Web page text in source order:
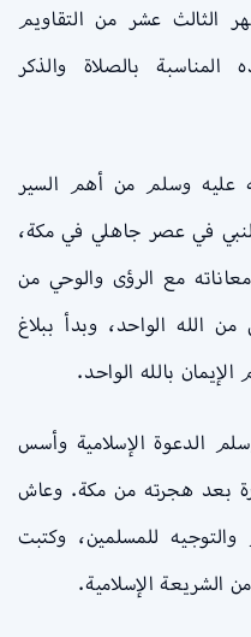
الشهر الثالث عشر من التقاويم
بالصلاة والذكر
عليه وسلم من أهم السير
النبي في عصر جاهلي في مكة،
مع الرؤى والوحي من
الله الواحد، وبدأ ببلاغ
الإيمان بالله الواحد.
الدعوة الإسلامية وأسس
بعد هجرته من مكة. وعاش
للمسلمين، وكتبت
الشريعة الإسلامية.